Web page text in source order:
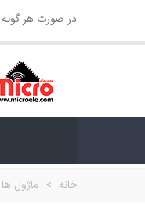
در صورت هر
خانه > ماژول ها